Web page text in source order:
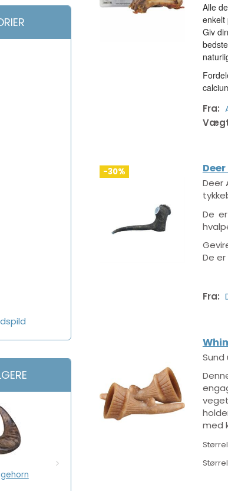
Alle
enkelt
Giv
Fra:
-30%
Deer
De
De
Fra:
Sund
med